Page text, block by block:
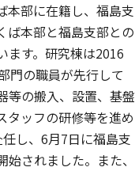
本部に在籍し、福島支
ば本部と福島支部との
ます。研究棟は2016
門の職員が先行して
等の搬入、設置、基盤
タッフの研修等を進め
し、6月7日に福島支
されました。また、